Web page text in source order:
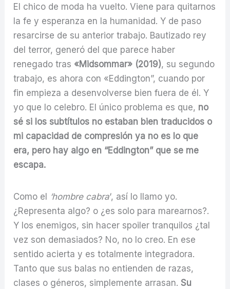
El chico de moda ha vuelto. Viene para quitarnos
la fe y esperanza en la humanidad. Y de paso
resarcirse de su anterior trabajo. Bautizado rey
del terror, generó del que parece haber
renegado tras «Midsommar» (2019), su segundo
trabajo, es ahora con «Eddington”, cuando por
fin empieza a desenvolverse bien fuera de él. Y
yo que lo celebro. El único problema es que, no
sé si los subtítulos no estaban bien traducidos o
mi capacidad de compresión ya no es lo que
era, pero hay algo en “Eddington” que se me
escapa.
Como el ‘hombre cabra‘, así lo llamo yo.
¿Representa algo? o ¿es solo para marearnos?.
Y los enemigos, sin hacer spoiler tranquilos ¿tal
vez son demasiados? No, no lo creo. En ese
sentido acierta y es totalmente integradora.
Tanto que sus balas no entienden de razas,
clases o géneros, simplemente arrasan.Su